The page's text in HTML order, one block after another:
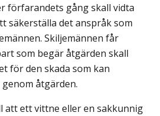
förfarandets gång skall vidta
säkerställa det anspråk som
Skiljemännen får
som begär åtgärden skall
för den skada som kan
åtgärden.
att ett vittne eller en sakkunnig